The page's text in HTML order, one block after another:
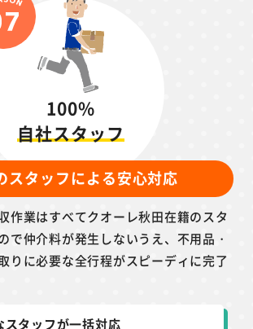
100%
自社スタッフ
スタッフによる安心対応
作業はすべてクオーレ秋田在籍のスタ
で仲介料が発生しないうえ、不用品・
りに必要な全行程がスピーディに完了
スタッフが一括対応